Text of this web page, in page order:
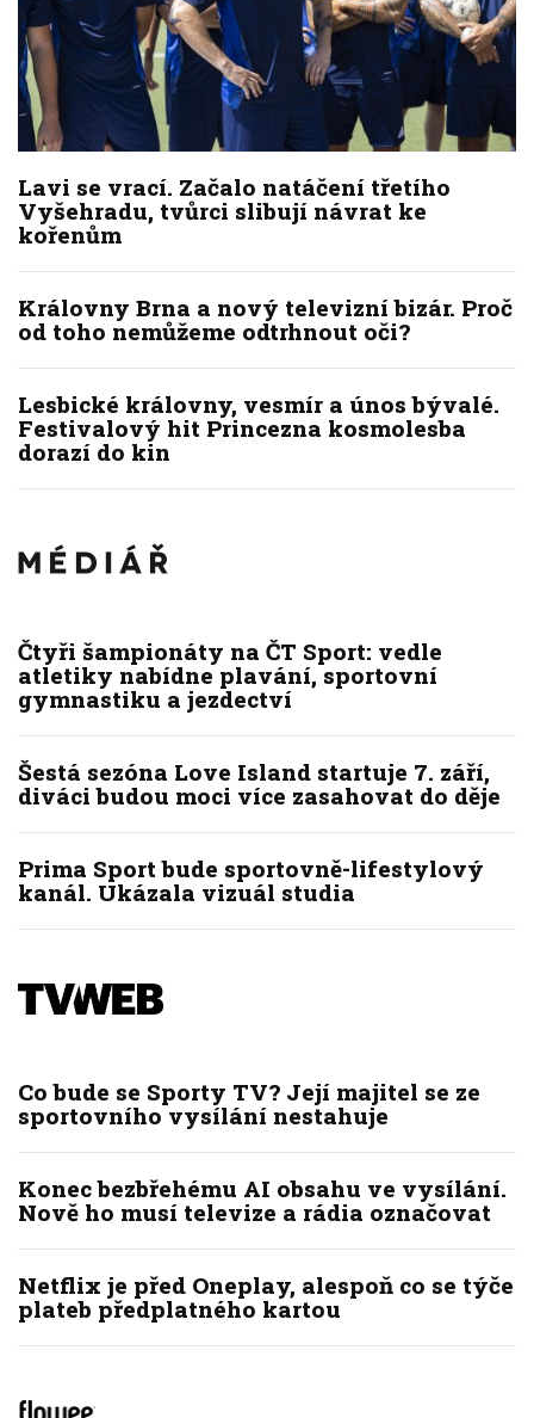
Lavi se vrací. Začalo natáčení třetího
Vyšehradu, tvůrci slibují návrat ke
kořenům
Královny Brna a nový televizní bizár. Proč
od toho nemůžeme odtrhnout oči?
Lesbické královny, vesmír a únos bývalé.
Festivalový hit Princezna kosmolesba
dorazí do kin
Čtyři šampionáty na ČT Sport: vedle
atletiky nabídne plavání, sportovní
gymnastiku a jezdectví
Šestá sezóna Love Island startuje 7. září,
diváci budou moci více zasahovat do děje
Prima Sport bude sportovně-lifestylový
kanál. Ukázala vizuál studia
Co bude se Sporty TV? Její majitel se ze
sportovního vysílání nestahuje
Konec bezbřehému AI obsahu ve vysílání.
Nově ho musí televize a rádia označovat
Netflix je před Oneplay, alespoň co se týče
plateb předplatného kartou